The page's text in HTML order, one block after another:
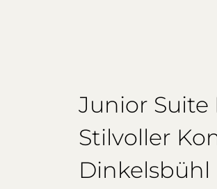
Junior Suite
Stilvoller
Dinkelsbühl